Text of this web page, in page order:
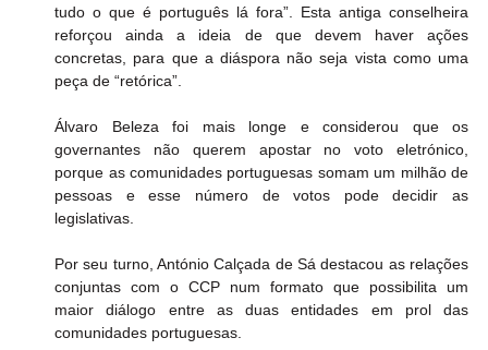
tudo o que é português lá fora”. Esta antiga conselheira
reforçou ainda a ideia de que devem haver ações
concretas, para que a diáspora não seja vista como uma
peça de “retórica”.
Álvaro Beleza foi mais longe e considerou que os
governantes não querem apostar no voto eletrónico,
porque as comunidades portuguesas somam um milhão de
pessoas e esse número de votos pode decidir as
legislativas.
Por seu turno, António Calçada de Sá destacou as relações
conjuntas com o CCP num formato que possibilita um
maior diálogo entre as duas entidades em prol das
comunidades portuguesas.